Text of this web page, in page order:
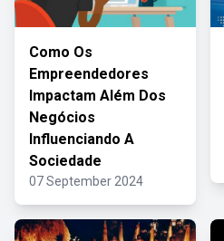
Como Os
Empreendedores
Impactam Além Dos
Negócios
Influenciando A
Sociedade
07 September 2024